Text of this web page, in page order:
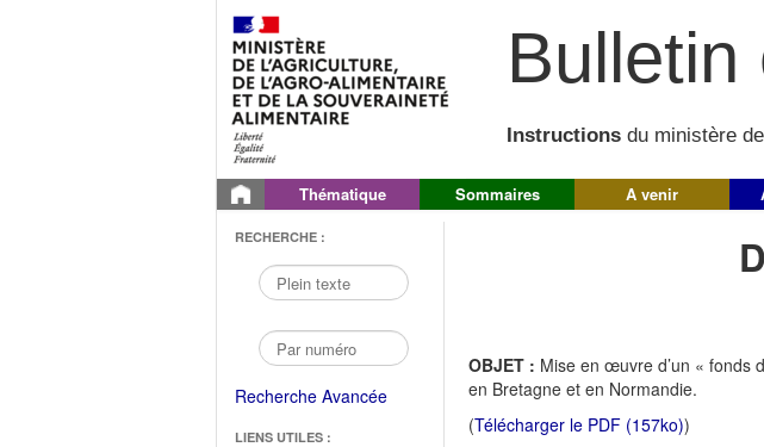
Bulletin
Instructions du ministère
Thématique Sommaires A venir
RECHERCHE :
Recherche Avancée
LIENS UTILES :
OBJET : Mise en œuvre d’un « fonds
en Bretagne et en Normandie.
(Télécharger le PDF (157ko))